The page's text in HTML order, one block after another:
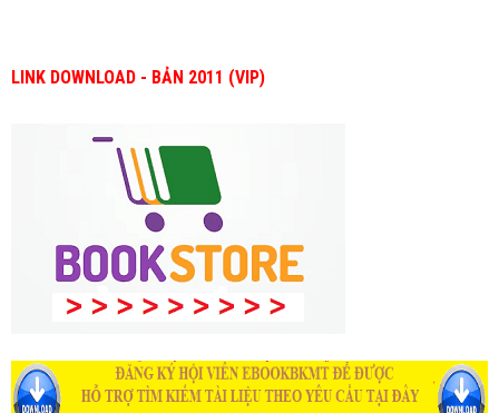
LINK DOWNLOAD - BẢN 2011 (VIP)